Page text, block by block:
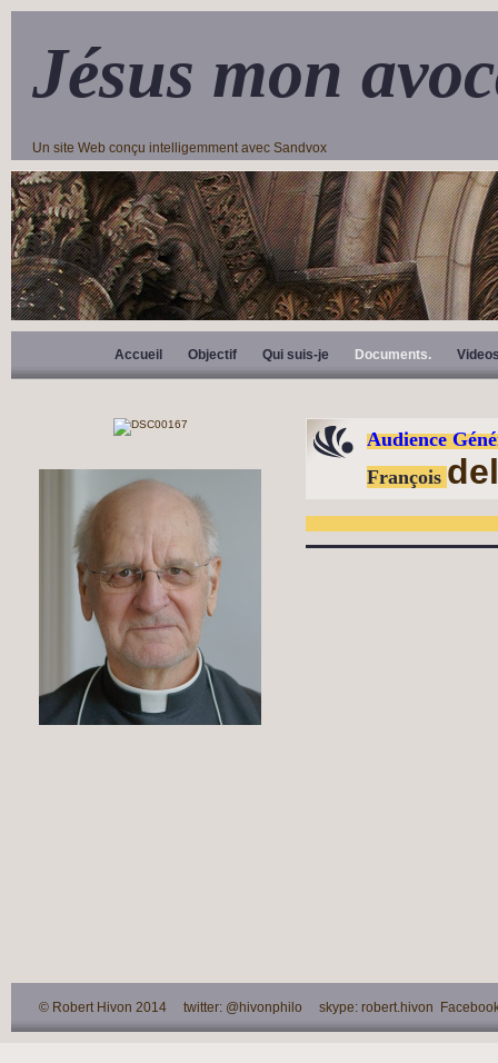
Jésus mon
Un site Web conçu intelligemment avec Sandvox
Accueil Objectif Qui suis-je Documents.
Audience
François
© Robert Hivon 2014 twitter: @hivonphilo skype: robert.hivon